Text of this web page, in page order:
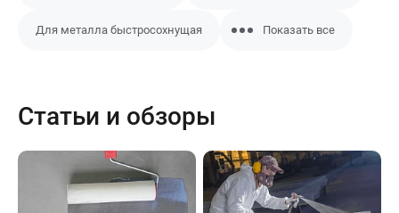
Для металла быстросохнущая Показать все
Статьи и обзоры